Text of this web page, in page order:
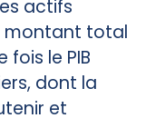
actifs
montant total
le PIB
dont la
et